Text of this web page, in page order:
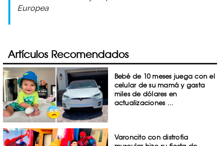
Europea
Artículos Recomendados
Bebé de 10 meses juega con el
celular de su mamá y gasta
miles de dólares en
actualizaciones ...
Varoncito con distrofia